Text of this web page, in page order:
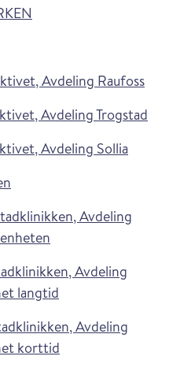
Avdeling Raufoss
Avdeling Trogstad
Avdeling Sollia
Avdeling
Avdeling
langtid
Avdeling
korttid